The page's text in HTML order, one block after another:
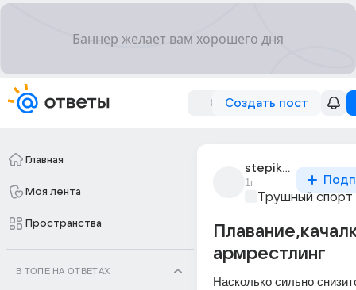
Создать пост
Главная
Моя лента
Пространства
В ТОПЕ НА ОТВЕТАХ
stepik_bridjo
1г
Трушный спорт
армрестлинг
Насколько сильно